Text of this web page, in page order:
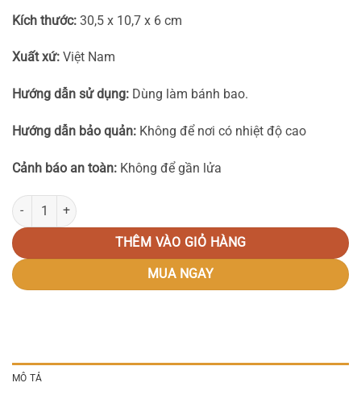
Kích thước: 30,5 x 10,7 x 6 cm
Xuất xứ: Việt Nam
Hướng dẫn sử dụng: Dùng làm bánh bao.
Hướng dẫn bảo quản: Không để nơi có nhiệt độ cao
Cảnh báo an toàn: Không để gần lửa
Khuôn bánh bao 7.5 cm số lượng
THÊM VÀO GIỎ HÀNG
MUA NGAY
MÔ TẢ